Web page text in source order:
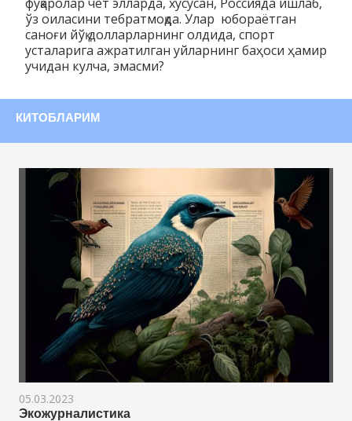
фуқаролар чет элларда, хусусан, Россияда ишлаб,
ўз оиласини тебратмоқда. Улар юбораётган
саноғи йўқ долларларнинг олдида, спорт
усталарига ажратилган уйларнинг баҳоси ҳамир
учидан кулча, эмасми?
КИТОБЛАРИМ
05.03.2023
Экожурналистика